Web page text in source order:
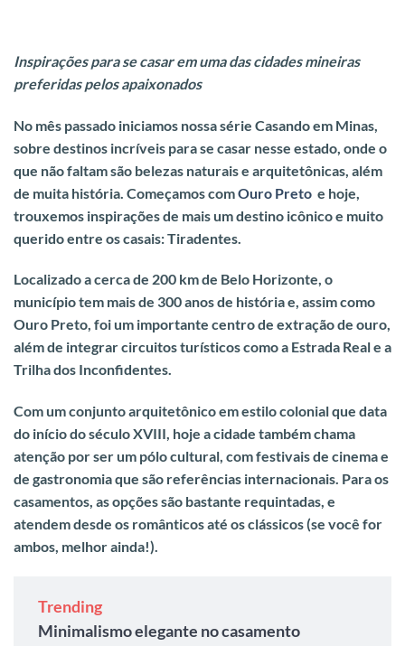
Inspirações para se casar em uma das cidades mineiras
preferidas pelos apaixonados
No mês passado iniciamos nossasérie Casando em Minas,
sobre destinos incríveis para se casar nesse estado , onde o
que não faltam são belezas naturais e arquitetônicas, além
de muita história. Começamos comOuro Preto e hoje,
trouxemos inspirações de mais um destino icônico e muito
querido entre os casais: Tiradentes.
Localizado a cerca de 200 km de Belo Horizonte, o
município tem mais de 300 anos de história e, assim como
Ouro Preto, foi um importante centro de extração de ouro,
além de integrar circuitos turísticos como a Estrada Real e a
Trilha dos Inconfidentes.
Com um conjunto arquitetônico em estilo colonial que data
do início do século XVIII, hoje a cidade também chama
atenção por ser um pólo cultural, com festivais de cinema e
de gastronomia que são referências internacionais. Para os
casamentos, as opções são bastante requintadas, e
atendem desde os românticos até os clássicos (se você for
ambos, melhor ainda!).
Trending
Minimalismo elegante no casamento